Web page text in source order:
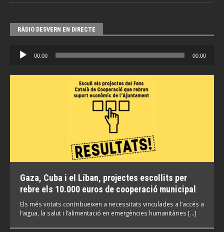
RÀDIO DESVERN EN DIRECTE
Reproductor
d'àudio
00:00 00:00
Gaza, Cuba i el Líban, projectes escollits per
rebre els 10.000 euros de cooperació municipal
Els més votats contribueixen a necessitats vinculades a l’accés a
l’aigua, la salut i l’alimentació en emergències humanitàries […]